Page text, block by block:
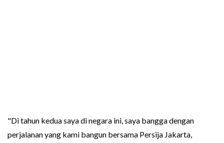
"Di tahun kedua saya di negara ini, saya bangga dengan
perjalanan yang kami bangun bersama Persija Jakarta,